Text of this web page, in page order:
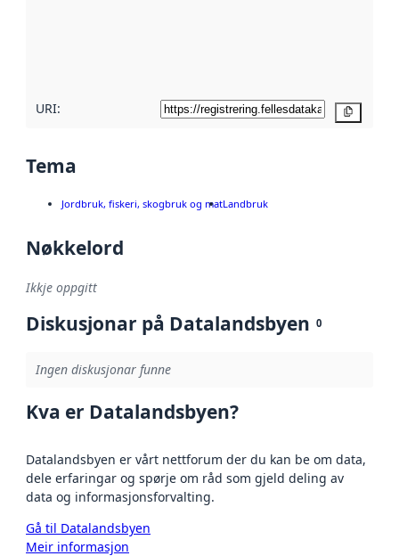
URI:
Tema
Jordbruk, fiskeri, skogbruk og matLandbruk
Nøkkelord
Ikkje oppgitt
Diskusjonar på Datalandsbyen 0
Ingen diskusjonar funne
Kva er Datalandsbyen?
Datalandsbyen er vårt nettforum der du kan be om data,
dele erfaringar og spørje om råd som gjeld deling av
data og informasjonsforvalting.
Gå til Datalandsbyen
Meir informasjon